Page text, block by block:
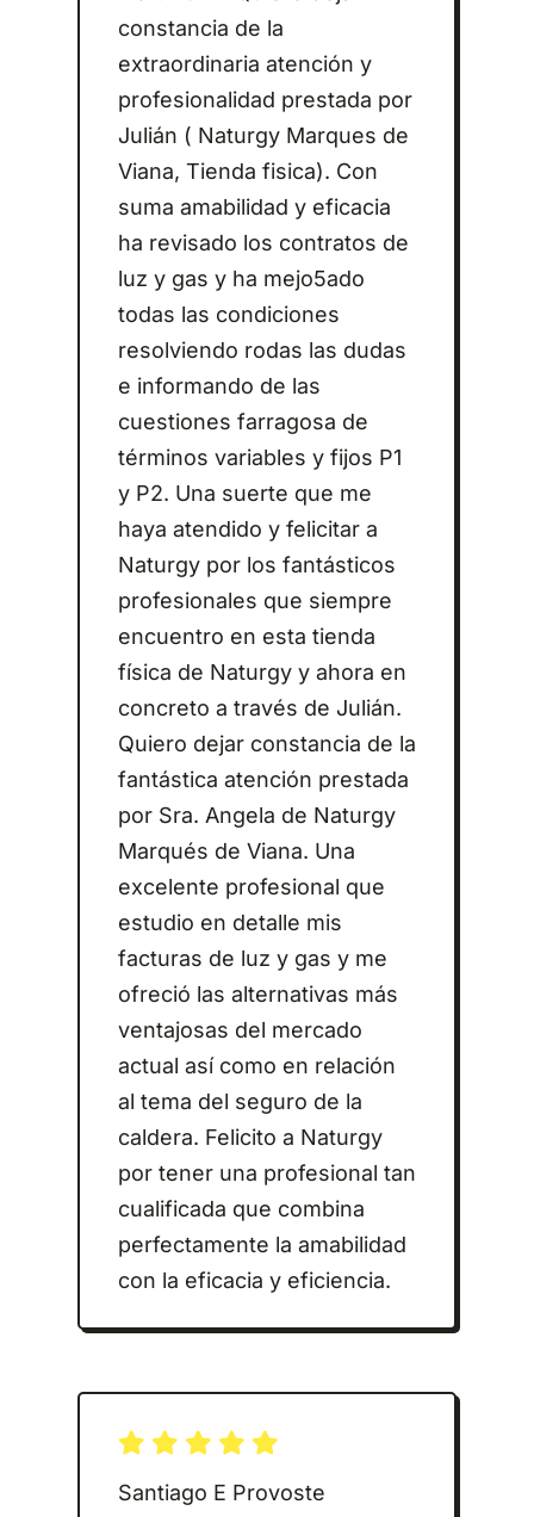
constancia de la
extraordinaria atención y
profesionalidad prestada por
Julián ( Naturgy Marques de
Viana, Tienda fisica). Con
suma amabilidad y eficacia
ha revisado los contratos de
luz y gas y ha mejo5ado
todas las condiciones
resolviendo rodas las dudas
e informando de las
cuestiones farragosa de
términos variables y fijos P1
y P2. Una suerte que me
haya atendido y felicitar a
Naturgy por los fantásticos
profesionales que siempre
encuentro en esta tienda
física de Naturgy y ahora en
concreto a través de Julián.
Quiero dejar constancia de la
fantástica atención prestada
por Sra. Angela de Naturgy
Marqués de Viana. Una
excelente profesional que
estudio en detalle mis
facturas de luz y gas y me
ofreció las alternativas más
ventajosas del mercado
actual así como en relación
al tema del seguro de la
caldera. Felicito a Naturgy
por tener una profesional tan
cualificada que combina
perfectamente la amabilidad
con la eficacia y eficiencia.
Santiago E Provoste